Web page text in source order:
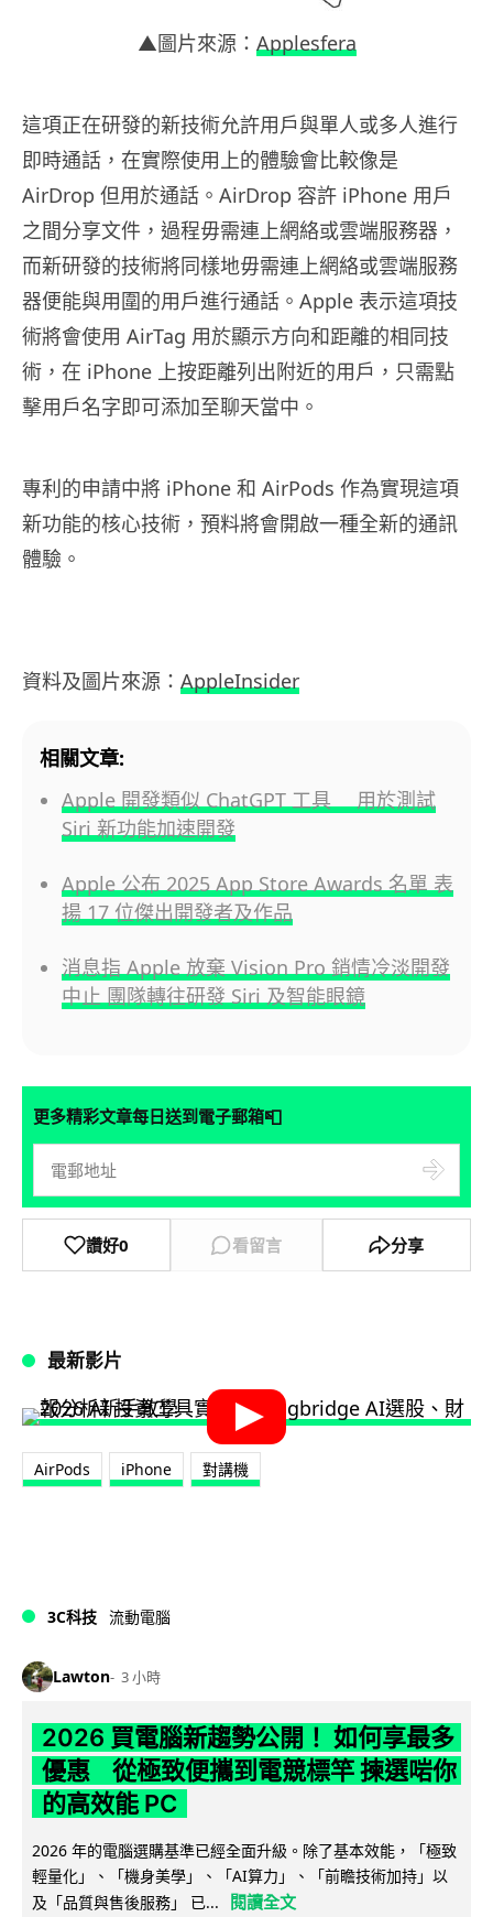
▲圖片來源： Applesfera
這項正在研發的新技術允許用戶與單人或多人進行
即時通話，在實際使用上的體驗會比較像是
AirDrop 但用於通話。AirDrop 容許 iPhone 用戶
之間分享文件，過程毋需連上網絡或雲端服務器，
而新研發的技術將同樣地毋需連上網絡或雲端服務
器便能與用圍的用戶進行通話。Apple 表示這項技
術將會使用 AirTag 用於顯示方向和距離的相同技
術，在 iPhone 上按距離列出附近的用戶，只需點
擊用戶名字即可添加至聊天當中。
專利的申請中將 iPhone 和 AirPods 作為實現這項
新功能的核心技術，預料將會開啟一種全新的通訊
體驗。
資料及圖片來源： AppleInsider
相關文章:
Apple 開發類似 ChatGPT 工具 用於測試
Siri 新功能加速開發
Apple 公布 2025 App Store Awards 名單 表
揚 17 位傑出開發者及作品
消息指 Apple 放棄 Vision Pro 銷情冷淡開發
中止 團隊轉往研發 Siri 及智能眼鏡
更多精彩文章每日送到電子郵箱📮
讚好0 看留言 分享
最新影片
AirPods iPhone 對講機
3C科技 流動電腦
Lawton 3 小時
2026 買電腦新趨勢公開！ 如何享最多
優惠 從極致便攜到電競標竿 揀選啱你
的高效能 PC
2026 年的電腦選購基準已經全面升級。除了基本效能，「極致
輕量化」、「機身美學」、「AI算力」、「前瞻技術加持」以
及「品質與售後服務」 已...
閱讀全文